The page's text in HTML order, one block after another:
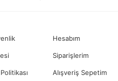
Hesabım
Siparişlerim
Alışveriş Sepetim